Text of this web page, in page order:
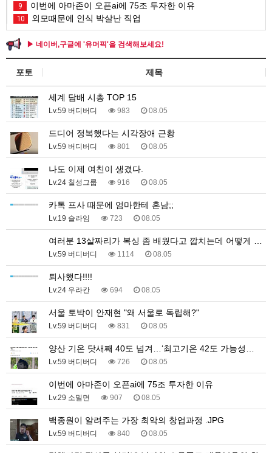
9 이번에 아마존이 오픈ai에 75조 투자한 이유
10 외모때문에 인식 박살난 직업
▶ 네이버,구글에 '유머픽'을 검색해보세요!
포토 제목
세계 담배 시총 TOP 15
Lv.59 버디버디 983 08.05
드디어 정복했다는 시각장애 근황
Lv.59 버디버디 801 08.05
나도 이제 여친이 생겼다.
Lv.24 칠성그룹 916 08.05
카톡 프사 때문에 엄마한테 혼남;;
Lv.19 슬라임 723 08.05
여러분 13살짜리가 복싱 좀 배웠다고 깝치는데 어떻게 …
Lv.59 버디버디 1114 08.05
퇴사했다!!!!
Lv.24 우라칸 694 08.05
서울 토박이 안재현 "왜 서울로 독립해?"
Lv.59 버디버디 831 08.05
양산 기온 닷새째 40도 넘겨…‘최고기온 42도 가능성…
Lv.59 버디버디 726 08.05
이번에 아마존이 오픈ai에 75조 투자한 이유
Lv.29 소밀면 907 08.05
백종원이 알려주는 가장 최악의 창업과정 .JPG
Lv.59 버디버디 840 08.05